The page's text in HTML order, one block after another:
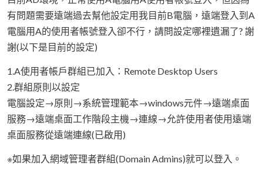
有問題需要遠端過去幫他設定用我目前B電腦，遠端登入到A
電腦用A的使用者帳號登入卻不行，請問設定哪裡遺漏了? 謝
謝(以下是目前的設定)
1.A使用者帳戶群組已加入：Remote Desktop Users
2.群組原則以設定
電腦設定→原則→系統管理範本→windows元件→遠端桌面
服務→遠端桌面工作階段主機→連線→允許使用者使用遠端
桌面服務從遠端連線(已啟用)
※如果加入網域管理者群組(Domain Admins)就可以登入。